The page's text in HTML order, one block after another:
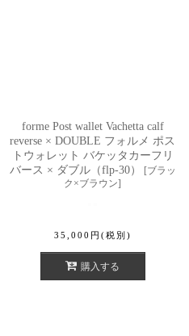
forme Post wallet Vachetta calf
reverse × DOUBLE フォルメ ポス
トウォレット バケッタカーフリ
バース × ダブル（flp-30）
[ブラッ
ク×ブラウン]
35,000 円 (税別)
購入する